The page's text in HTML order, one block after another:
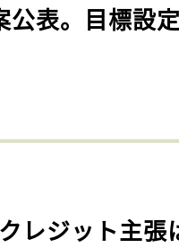
公表。目標設
レジット主張